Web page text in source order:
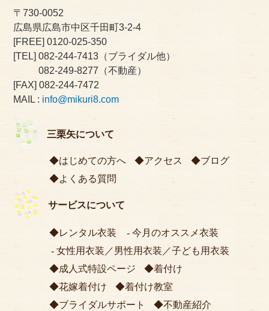
〒730-0052
広島県広島市中区千田町3-2-4
[FREE]0120-025-350
[TEL] 082-244-7413 （ブライダル他）
082-249-8277 （不動産）
[FAX] 082-244-7472
MAIL : info@mikuri8.com
三栗矢について
はじめての方へ アクセス
ブログ
よくある質問
サービスについて
レンタル衣装
今月のオススメ衣装
女性用衣装 ／男性用衣装 ／子ども用衣装
成人式特設ページ
着付け
花嫁着付け
着付け教室
ブライダルサポート
不動産紹介